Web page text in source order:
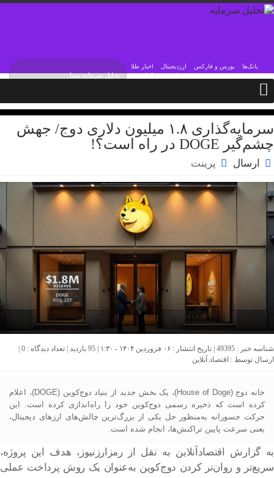
اخبار طلا ارزدیجیتال بورس و فارکس بانک‌ها
جمعه / ۱۶ مرداد / ۱۴۰۵
سرمایه‌گذاری ۱.۸ میلیون دلاری دوج/ جهش
چشم‌گیر DOGE در راه است؟!
ارسال پرینت
شناسه خبر : 49395 | تاریخ انتشار : ۰۶ فروردین ۱۴۰۴ - ۱:۳۰ | 95 بازدید | تعداد دیدگاه : 0
ارسال توسط : اقتصاد آنلاین
خانه دوج (House of Doge)، یک بخش جدید از بنیاد دوج‌‌کوین (DOGE)، اعلام
کرده است که ذخیره رسمی دوج‌کوین خود را راه‌اندازی کرده است. این
حرکت جسورانه به‌منظور حل یکی از بزرگ‌ترین چالش‌های ارزهای دیجیتال،
یعنی سرعت پایین تراکنش‌ها، انجام شده است.
به گزارش اقتصادآنلاین به نقل از رمزارزنیوز، هدف این پروژه،
سریع‌تر و روان‌تر کردن دوج‌کوین به‌عنوان یک روش پرداخت عملی